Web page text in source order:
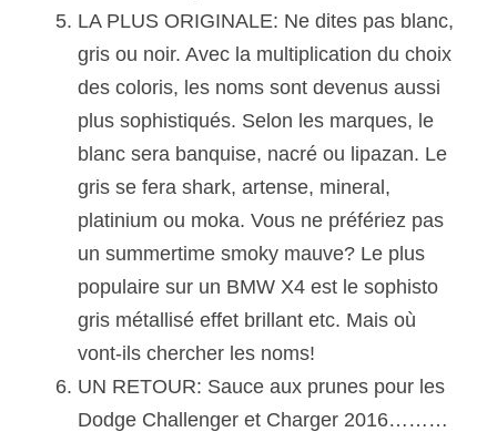
LA PLUS ORIGINALE: Ne dites pas blanc,
gris ou noir. Avec la multiplication du choix
des coloris, les noms sont devenus aussi
plus sophistiqués. Selon les marques, le
blanc sera banquise, nacré ou lipazan. Le
gris se fera shark, artense, mineral,
platinium ou moka. Vous ne préfériez pas
un summertime smoky mauve? Le plus
populaire sur un BMW X4 est le sophisto
gris métallisé effet brillant etc. Mais où
vont-ils chercher les noms!
UN RETOUR: Sauce aux prunes pour les
Dodge Challenger et Charger 2016………